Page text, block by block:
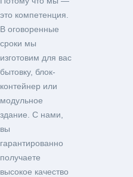
это компетенция.
В оговоренные
сроки мы
изготовим для вас
бытовку, блок-
контейнер или
модульное
здание. С нами,
вы
гарантированно
получаете
высокое качество